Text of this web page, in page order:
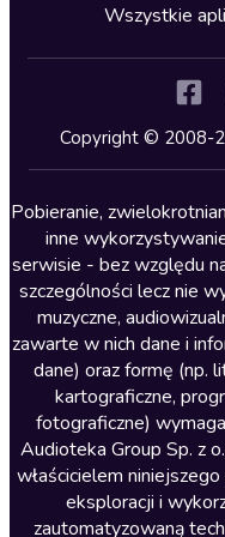
Kryminały
Lektury szkolne
Literatura anglojęzyczna
Literatura faktu
Literatura obyczajowa
Literatura piękna obca
Literatura piękna polska
Nagrania relaksacyjne
Nauka języków
Nauki humanistyczne
Wszystkie
Copyright © 2008-
Pobieranie,
inne
serwisie - bez względu
szczególności lecz nie
muzyczne,
zawarte w nich dane i
dane) oraz formę (np.
kartograficzne,
fotograficzne)
Audioteka Group Sp. z
właścicielem
eksploracji i
zautomatyzowaną